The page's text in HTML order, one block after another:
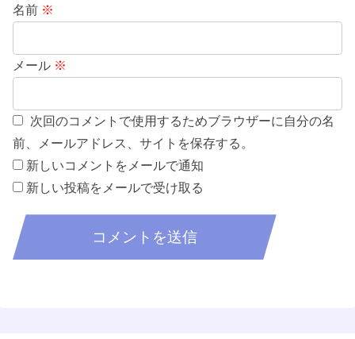
名前 ※
メール ※
次回のコメントで使用するためブラウザーに自分の名
前、メールアドレス、サイトを保存する。
新しいコメントをメールで通知
新しい投稿をメールで受け取る